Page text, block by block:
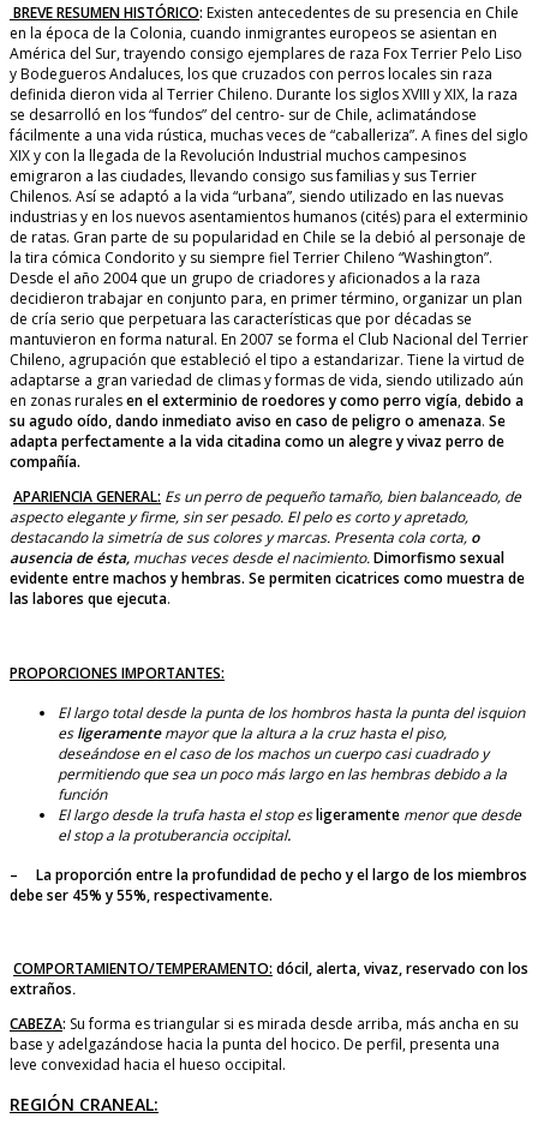
BREVE RESUMEN HISTÓRICO: Existen antecedentes de su presencia en Chile
en la época de la Colonia, cuando inmigrantes europeos se asientan en
América del Sur, trayendo consigo ejemplares de raza Fox Terrier Pelo Liso
y Bodegueros Andaluces, los que cruzados con perros locales sin raza
definida dieron vida al Terrier Chileno. Durante los siglos XVIII y XIX, la raza
se desarrolló en los “fundos” del centro- sur de Chile, aclimatándose
fácilmente a una vida rústica, muchas veces de “caballeriza”. A fines del siglo
XIX y con la llegada de la Revolución Industrial muchos campesinos
emigraron a las ciudades, llevando consigo sus familias y sus Terrier
Chilenos. Así se adaptó a la vida “urbana”, siendo utilizado en las nuevas
industrias y en los nuevos asentamientos humanos (cités) para el exterminio
de ratas. Gran parte de su popularidad en Chile se la debió al personaje de
la tira cómica Condorito y su siempre fiel Terrier Chileno “Washington”.
Desde el año 2004 que un grupo de criadores y aficionados a la raza
decidieron trabajar en conjunto para, en primer término, organizar un plan
de cría serio que perpetuara las características que por décadas se
mantuvieron en forma natural. En 2007 se forma el Club Nacional del Terrier
Chileno, agrupación que estableció el tipo a estandarizar. Tiene la virtud de
adaptarse a gran variedad de climas y formas de vida, siendo utilizado aún
en zonas ruralesen el exterminio de roedores y como perro vigía,debido a
su agudo oído, dando inmediato aviso en caso de peligro o amenaza. Se
adapta perfectamente a la vida citadina como un alegre y vivaz perro de
compañía.
APARIENCIA GENERAL: Es un perro de pequeño tamaño, bien balanceado, de
aspecto elegante y firme, sin ser pesado. El pelo es corto y apretado,
destacando la simetría de sus colores y marcas. Presenta cola corta, o
ausencia de ésta, muchas veces desde el nacimiento.Dimorfismo sexual
evidente entre machos y hembras. Se permiten cicatrices como muestra de
las labores que ejecuta.
PROPORCIONES IMPORTANTES:
El largo total desde la punta de los hombros hasta la punta del isquion
esligeramentemayor que la altura a la cruz hasta el piso,
deseándose en el caso de los machos un cuerpo casi cuadrado y
permitiendo que sea un poco más largo en las hembras debido a la
función
El largo desde la trufa hasta el stop esligeramente menor que desde
el stop a la protuberancia occipital.
– La proporción entre la profundidad de pecho y el largo de los miembros
debe ser 45% y 55%, respectivamente.
COMPORTAMIENTO/TEMPERAMENTO: dócil, alerta, vivaz, reservado con los
extraños.
CABEZA: Su forma es triangular si es mirada desde arriba, más ancha en su
base y adelgazándose hacia la punta del hocico. De perfil, presenta una
leve convexidad hacia el hueso occipital.
REGIÓN CRANEAL: